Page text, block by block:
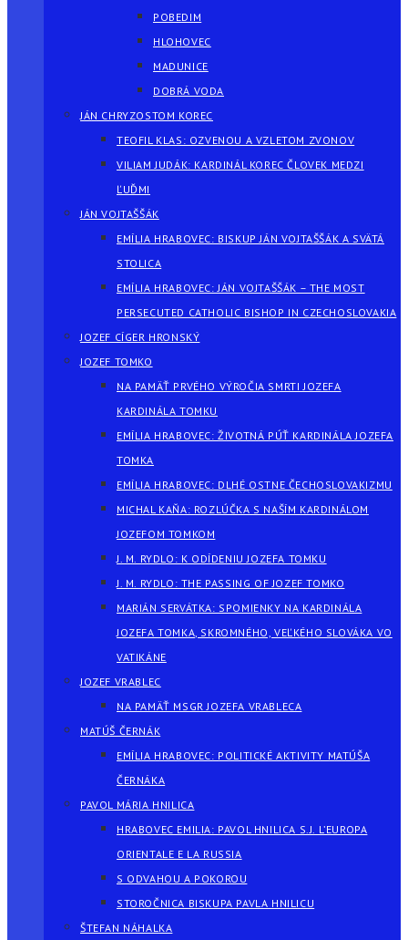
POBEDIM
HLOHOVEC
MADUNICE
DOBRÁ VODA
JÁN CHRYZOSTOM KOREC
TEOFIL KLAS: OZVENOU A VZLETOM ZVONOV
VILIAM JUDÁK: KARDINÁL KOREC ČLOVEK MEDZI
ĽUĎMI
JÁN VOJTAŠŠÁK
EMÍLIA HRABOVEC: BISKUP JÁN VOJTAŠŠÁK A SVÄTÁ
STOLICA
EMÍLIA HRABOVEC: JÁN VOJTAŠŠÁK – THE MOST
PERSECUTED CATHOLIC BISHOP IN CZECHOSLOVAKIA
JOZEF CÍGER HRONSKÝ
JOZEF TOMKO
NA PAMÄŤ PRVÉHO VÝROČIA SMRTI JOZEFA
KARDINÁLA TOMKU
EMÍLIA HRABOVEC: ŽIVOTNÁ PÚŤ KARDINÁLA JOZEFA
TOMKA
EMÍLIA HRABOVEC: DLHÉ OSTNE ČECHOSLOVAKIZMU
MICHAL KAŇA: ROZLÚČKA S NAŠÍM KARDINÁLOM
JOZEFOM TOMKOM
J. M. RYDLO: K ODÍDENIU JOZEFA TOMKU
J. M. RYDLO: THE PASSING OF JOZEF TOMKO
MARIÁN SERVÁTKA: SPOMIENKY NA KARDINÁLA
JOZEFA TOMKA, SKROMNÉHO, VEĽKÉHO SLOVÁKA VO
VATIKÁNE
JOZEF VRABLEC
NA PAMÄŤ MSGR JOZEFA VRABLECA
MATÚŠ ČERNÁK
EMÍLIA HRABOVEC: POLITICKÉ AKTIVITY MATÚŠA
ČERNÁKA
PAVOL MÁRIA HNILICA
HRABOVEC EMILIA: PAVOL HNILICA S.J. L’EUROPA
ORIENTALE E LA RUSSIA
S ODVAHOU A POKOROU
STOROČNICA BISKUPA PAVLA HNILICU
ŠTEFAN NÁHALKA